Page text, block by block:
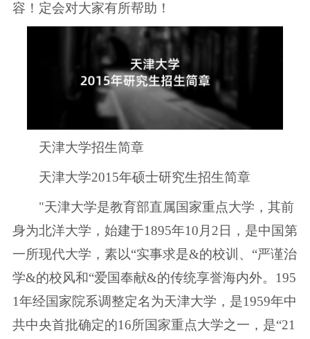
容！定会对大家有所帮助！
天津大学招生简章
天津大学2015年硕士研究生招生简章
"天津大学是教育部直属国家重点大学，其前
身为北洋大学，始建于1895年10月2日，是中国第
一所现代大学，素以“实事求是&的校训、“严谨治
学&的校风和“爱国奉献&的传统享誉海内外。195
1年经国家院系调整定名为天津大学，是1959年中
共中央首批确定的16所国家重点大学之一，是“21